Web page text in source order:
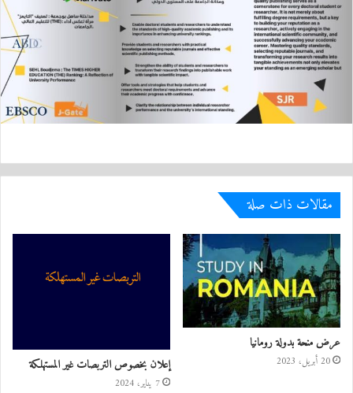
مقالات ذات صلة
عرض منحة بدولة رومانيا
20 أبريل، 2023 إعلان بخصوص التربصات غير المستهلكة
7 يناير، 2024